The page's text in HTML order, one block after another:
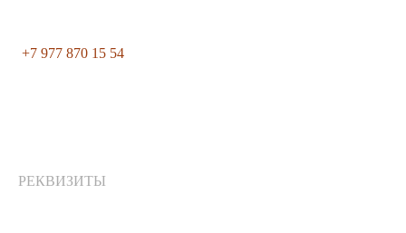
+7 977 870 15 54
РЕКВИЗИТЫ